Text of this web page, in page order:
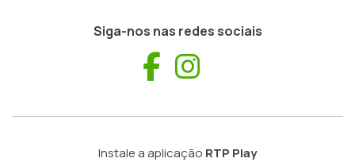
Siga-nos nas redes sociais
Facebook
Instale a aplicação RTP Play